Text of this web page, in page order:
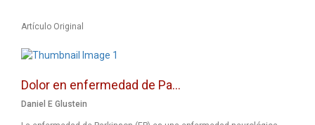
Artículo Original
Dolor en enfermedad de Pa...
Daniel E Glustein